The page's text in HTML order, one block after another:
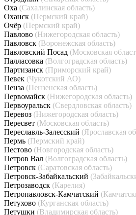
Оха (Сахалинская область)
Оханск (Пермский край)
Очёр (Пермский край)
Павлово (Нижегородская область)
Павловск (Воронежская область)
Павловский Посад (Московская
Палласовка (Волгоградская область)
Партизанск (Приморский край)
Певек (Чукотский АО)
Пенза (Пензенская область)
Первомайск (Нижегородская область)
Первоуральск (Свердловская область)
Перевоз (Нижегородская область)
Пересвет (Московская область)
Переславль-Залесский (Ярославская
Пермь (Пермский край)
Пестово (Новгородская область)
Петров Вал (Волгоградская область)
Петровск (Саратовская область)
Петровск-Забайкальский
Петрозаводск (Карелия)
Петропавловск-Камчатский
Петухово (Курганская область)
Петушки (Владимирская область)